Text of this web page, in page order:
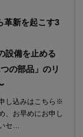
革新を起こす3
設備を止める
つの部品」のリ
し込みはこちら※
、お早めにお申し
セ…